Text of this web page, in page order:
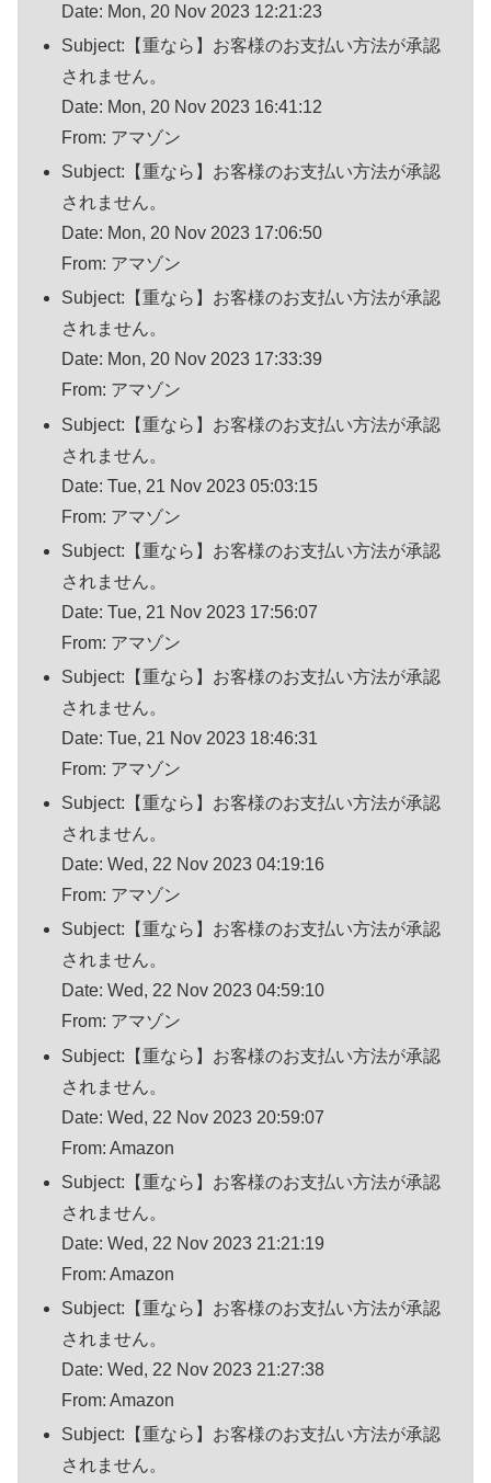
Date: Mon, 20 Nov 2023 12:21:23
Subject:【重なら】お客様のお支払い方法が承認
されません。
Date: Mon, 20 Nov 2023 16:41:12
From: アマゾン
Subject:【重なら】お客様のお支払い方法が承認
されません。
Date: Mon, 20 Nov 2023 17:06:50
From: アマゾン
Subject:【重なら】お客様のお支払い方法が承認
されません。
Date: Mon, 20 Nov 2023 17:33:39
From: アマゾン
Subject:【重なら】お客様のお支払い方法が承認
されません。
Date: Tue, 21 Nov 2023 05:03:15
From: アマゾン
Subject:【重なら】お客様のお支払い方法が承認
されません。
Date: Tue, 21 Nov 2023 17:56:07
From: アマゾン
Subject:【重なら】お客様のお支払い方法が承認
されません。
Date: Tue, 21 Nov 2023 18:46:31
From: アマゾン
Subject:【重なら】お客様のお支払い方法が承認
されません。
Date: Wed, 22 Nov 2023 04:19:16
From: アマゾン
Subject:【重なら】お客様のお支払い方法が承認
されません。
Date: Wed, 22 Nov 2023 04:59:10
From: アマゾン
Subject:【重なら】お客様のお支払い方法が承認
されません。
Date: Wed, 22 Nov 2023 20:59:07
From: Amazon
Subject:【重なら】お客様のお支払い方法が承認
されません。
Date: Wed, 22 Nov 2023 21:21:19
From: Amazon
Subject:【重なら】お客様のお支払い方法が承認
されません。
Date: Wed, 22 Nov 2023 21:27:38
From: Amazon
Subject:【重なら】お客様のお支払い方法が承認
されません。